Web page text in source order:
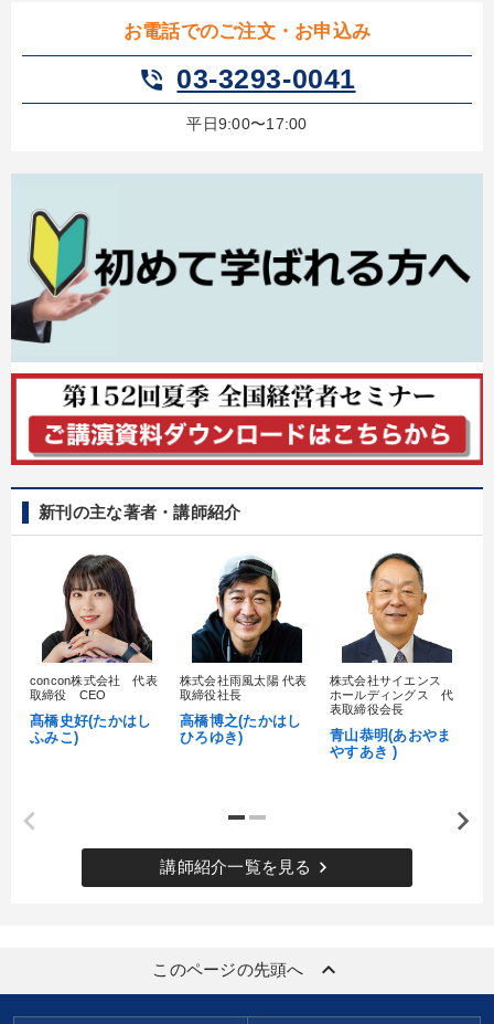
お電話でのご注文・お申込み
phone_in_talk 03-3293-0041
平日9:00〜17:00
新刊の主な著者・講師紹介
concon株式会社 代表
取締役 CEO
髙橋史好(たかはし
ふみこ)
株式会社雨風太陽 代表
取締役社長
高橋博之(たかはし
ひろゆき)
株式会社サイエンス
ホールディングス 代
表取締役会長
青山恭明(あおやま
やすあき )
講師紹介一覧を見る keyboard_arrow_right
このページの先頭へ keyboard_arrow_up